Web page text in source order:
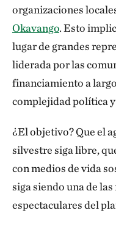
organizaciones
Okavango. Esto
lugar de grandes
liderada por las
financiamiento a
complejidad política y
¿El objetivo? Que el
silvestre siga libre,
con medios de vida
siga siendo una de
espectaculares del